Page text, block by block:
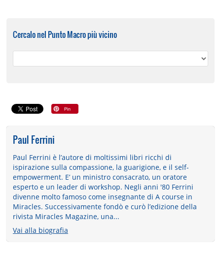
Cercalo nel Punto Macro più vicino
Paul Ferrini
Paul Ferrini è l’autore di moltissimi libri ricchi di
ispirazione sulla compassione, la guarigione, e il self-
empowerment. E’ un ministro consacrato, un oratore
esperto e un leader di workshop. Negli anni '80 Ferrini
divenne molto famoso come insegnante di A course in
Miracles. Successivamente fondò e curò l’edizione della
rivista Miracles Magazine, una...
Vai alla biografia